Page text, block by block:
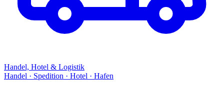
Handel, Hotel & Logistik
Handel · Spedition · Hotel · Hafen